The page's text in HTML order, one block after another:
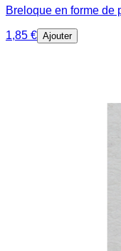
Breloque en forme de
1,85 € Ajouter